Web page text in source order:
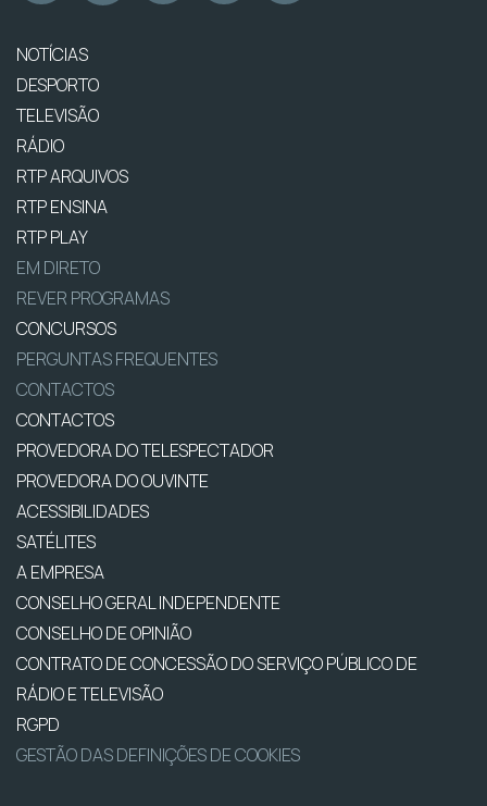
NOTÍCIAS
DESPORTO
TELEVISÃO
RÁDIO
RTP ARQUIVOS
RTP ENSINA
RTP PLAY
EM DIRETO
REVER PROGRAMAS
CONCURSOS
PERGUNTAS FREQUENTES
CONTACTOS
CONTACTOS
PROVEDORA DO TELESPECTADOR
PROVEDORA DO OUVINTE
ACESSIBILIDADES
SATÉLITES
A EMPRESA
CONSELHO GERAL INDEPENDENTE
CONSELHO DE OPINIÃO
CONTRATO DE CONCESSÃO DO SERVIÇO PÚBLICO DE
RÁDIO E TELEVISÃO
RGPD
GESTÃO DAS DEFINIÇÕES DE COOKIES